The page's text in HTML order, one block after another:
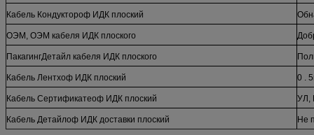
Кабель Кондуктороф ИДК плоский
ОЭМ, ОЭМ кабеля ИДК плоского
ПакагингДетайл кабеля ИДК плоского
Кабель Лентхоф ИДК плоский 0 .
Кабель Сертификатеоф ИДК плоский УЛ,
Кабель Детайлоф ИДК доставки плоский Не